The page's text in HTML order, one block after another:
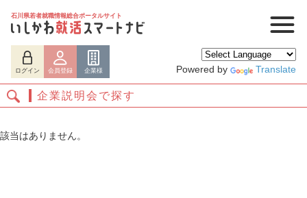
石川県若者就職情報総合ポータルサイト
ログイン 会員登録 企業様 Powered by Translate
企業説明会で探す
該当はありません。